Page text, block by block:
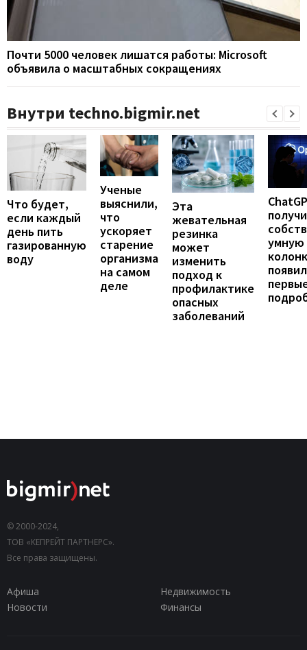
Почти 5000 человек лишатся работы: Microsoft
объявила о масштабных сокращениях
Внутри techno.bigmir.net
Что будет,
если каждый
день пить
газированную
воду
Ученые
выяснили,
что
ускоряет
старение
организма
на самом
деле
Эта
жевательная
резинка
может
изменить
подход к
профилактике
опасных
заболеваний
умную
© 2000-2024,
ТОВ «КЕПРЕЙТ ПАРТНЕРС».
Все права защищены.
Афиша
Недвижимость
Новости
Финансы